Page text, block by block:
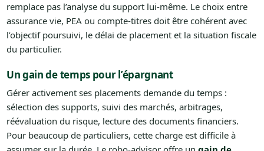
remplace pas l’analyse du support lui-même. Le choix entre
assurance vie, PEA ou compte-titres doit être cohérent avec
l’objectif poursuivi, le délai de placement et la situation fiscale
du particulier.
Un gain de temps pour l’épargnant
Gérer activement ses placements demande du temps :
sélection des supports, suivi des marchés, arbitrages,
réévaluation du risque, lecture des documents financiers.
Pour beaucoup de particuliers, cette charge est difficile à